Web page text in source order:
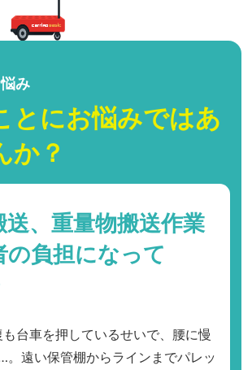
み
とにお悩みではあ
か？
送、重量物搬送作業
の負担になって
台車を押しているせいで、腰に慢
。遠い保管棚からラインまでパレッ